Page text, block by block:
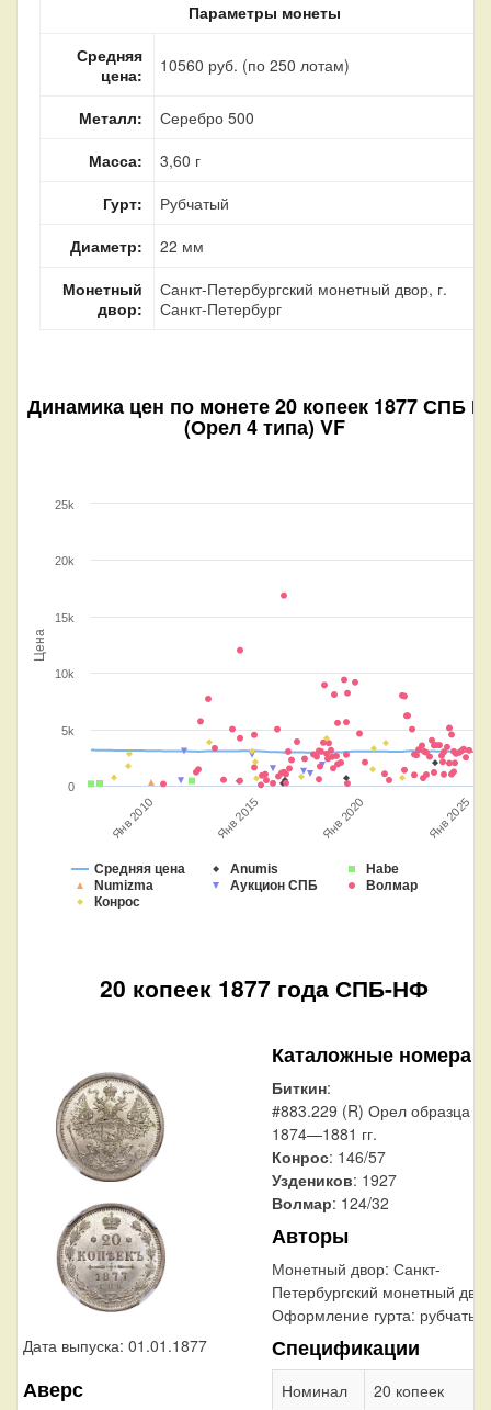
Параметры монеты
Средняя
цена:
10560 руб. (по 250 лотам)
Металл:
Серебро 500
Масса:
3,60 г
Гурт:
Рубчатый
Диаметр:
22 мм
Монетный
двор:
Санкт-Петербургский монетный двор, г.
Санкт-Петербург
Динамика цен по монете20 копеек 1877 СПБ
(Орел 4 типа) VF
Цена
Средняя цена Anumis
Habe
Numizma
Аукцион СПБ
Волмар
Конрос
Янв 2010 Янв 2015 Янв 2020 Янв 2025
0
5k
10k
15k
20k
25k
20 копеек 1877 года СПБ-НФ
Дата выпуска: 01.01.1877
Аверс
Каталожные номера
Биткин:
#883.229 (R) Орел образца
1874—1881 гг.
Конрос: 146/57
Уздеников: 1927
Волмар: 124/32
Авторы
Монетный двор: Санкт-
Петербургский монетный
Оформление гурта: рубчатый
Спецификации
Номинал
20 копеек